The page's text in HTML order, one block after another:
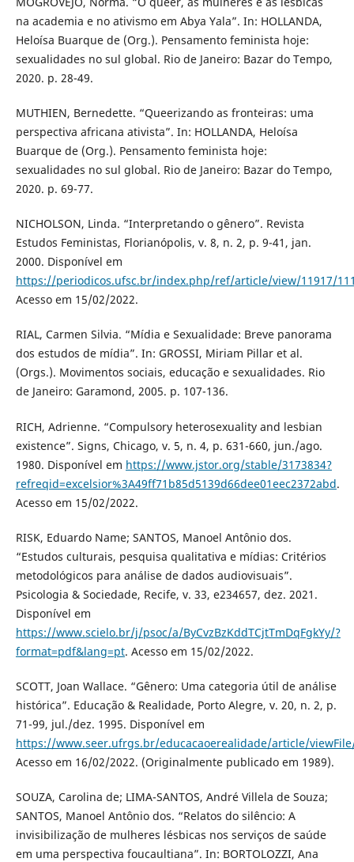
na academia e no ativismo em Abya Yala”. In: HOLLANDA,
Heloísa Buarque de (Org.). Pensamento feminista hoje:
sexualidades no sul global. Rio de Janeiro: Bazar do Tempo,
2020. p. 28-49.
MUTHIEN, Bernedette. “Queerizando as fronteiras: uma
perspectiva africana ativista”. In: HOLLANDA, Heloísa
Buarque de (Org.). Pensamento feminista hoje:
sexualidades no sul global. Rio de Janeiro: Bazar do Tempo,
2020. p. 69-77.
NICHOLSON, Linda. “Interpretando o gênero”. Revista
Estudos Feministas, Florianópolis, v. 8, n. 2, p. 9-41, jan.
2000. Disponível em
https://periodicos.ufsc.br/index.php/ref/article/view/11917/
Acesso em 15/02/2022.
RIAL, Carmen Silvia. “Mídia e Sexualidade: Breve panorama
dos estudos de mídia”. In: GROSSI, Miriam Pillar et al.
(Orgs.). Movimentos sociais, educação e sexualidades. Rio
de Janeiro: Garamond, 2005. p. 107-136.
RICH, Adrienne. “Compulsory heterosexuality and lesbian
existence”. Signs, Chicago, v. 5, n. 4, p. 631-660, jun./ago.
1980. Disponível em https://www.jstor.org/stable/3173834?
refreqid=excelsior%3A49ff71b85d5139d66dee01eec2372abd.
Acesso em 15/02/2022.
RISK, Eduardo Name; SANTOS, Manoel Antônio dos.
“Estudos culturais, pesquisa qualitativa e mídias: Critérios
metodológicos para análise de dados audiovisuais”.
Psicologia & Sociedade, Recife, v. 33, e234657, dez. 2021.
Disponível em
https://www.scielo.br/j/psoc/a/ByCvzBzKddTCjtTmDqFgkYy/?
format=pdf&lang=pt. Acesso em 15/02/2022.
SCOTT, Joan Wallace. “Gênero: Uma categoria útil de análise
histórica”. Educação & Realidade, Porto Alegre, v. 20, n. 2, p.
71-99, jul./dez. 1995. Disponível em
https://www.seer.ufrgs.br/educacaoerealidade/article/
Acesso em 16/02/2022. (Originalmente publicado em 1989).
SOUZA, Carolina de; LIMA-SANTOS, André Villela de Souza;
SANTOS, Manoel Antônio dos. “Relatos do silêncio: A
invisibilização de mulheres lésbicas nos serviços de saúde
em uma perspectiva foucaultiana”. In: BORTOLOZZI, Ana